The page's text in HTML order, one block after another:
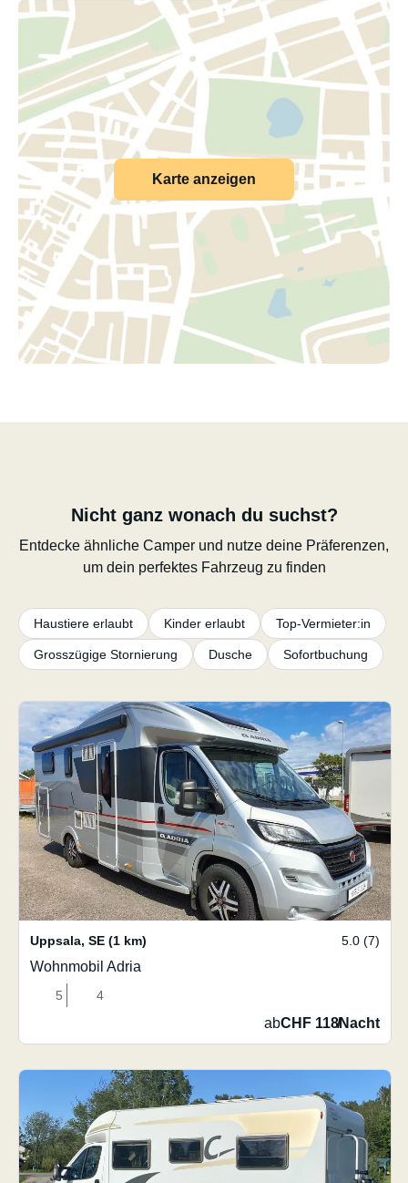
Karte anzeigen
Nicht ganz wonach du suchst?
Entdecke ähnliche Camper und nutze deine Präferenzen,
um dein perfektes Fahrzeug zu finden
Haustiere erlaubt Kinder erlaubt Top-Vermieter:in
Grosszügige Stornierung Dusche Sofortbuchung
Uppsala, SE (1 km) 5.0 (7)
Wohnmobil Adria
5 4
abCHF 118/Nacht